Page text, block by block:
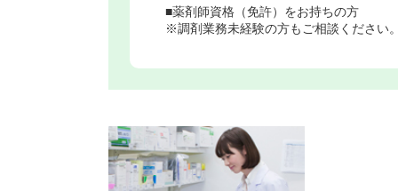
■薬剤師資格（免許）をお持ちの方
※調剤業務未経験の方もご相談ください